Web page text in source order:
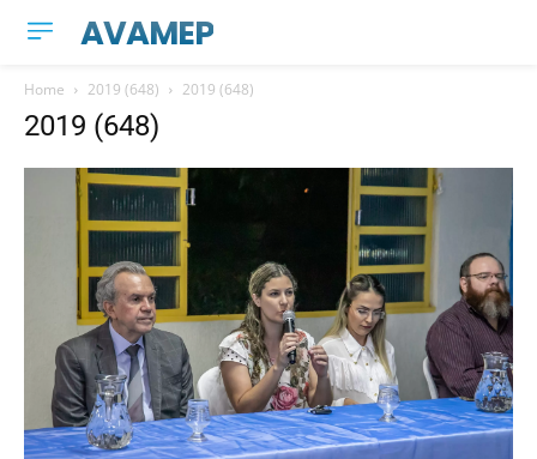
AVAMEP
Home 2019 (648) 2019 (648)
2019 (648)